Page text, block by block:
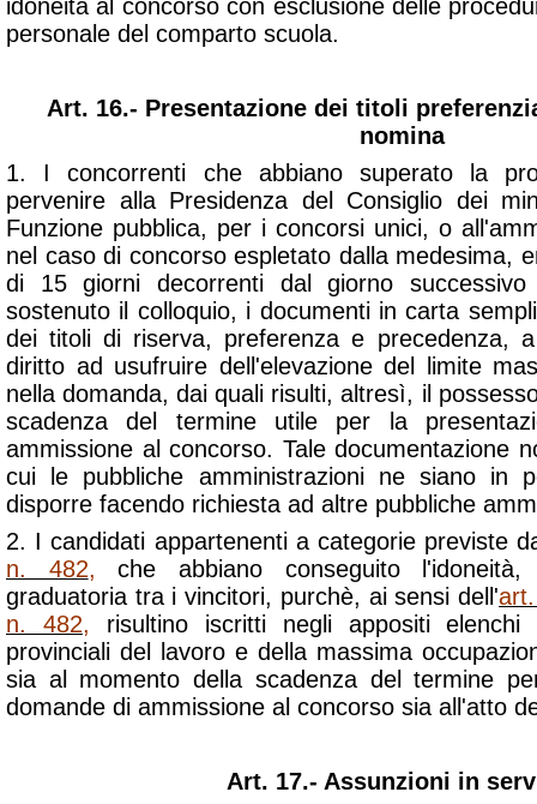
idoneità al concorso con esclusione delle
personale del comparto scuola.
Art. 16.- Presentazione dei titoli
nomina
1. I concorrenti che abbiano superato la
pervenire alla Presidenza del Consiglio dei
Funzione pubblica, per i concorsi unici, o
nel caso di concorso espletato dalla medesima,
di 15 giorni decorrenti dal giorno
sostenuto il colloquio, i documenti in carta
dei titoli di riserva, preferenza e precedenza,
diritto ad usufruire dell'elevazione del limite
nella domanda, dai quali risulti, altresì, il
scadenza del termine utile per la
ammissione al concorso. Tale documentazione
cui le pubbliche amministrazioni ne siano in
disporre facendo richiesta ad altre pubbliche
2. I candidati appartenenti a categorie previste
n. 482, che abbiano conseguito
graduatoria tra i vincitori, purchè, ai sensi dell'
n. 482, risultino iscritti negli appositi
provinciali del lavoro e della massima
sia al momento della scadenza del termine
domande di ammissione al concorso sia all'atto
Art. 17.- Assunzioni in